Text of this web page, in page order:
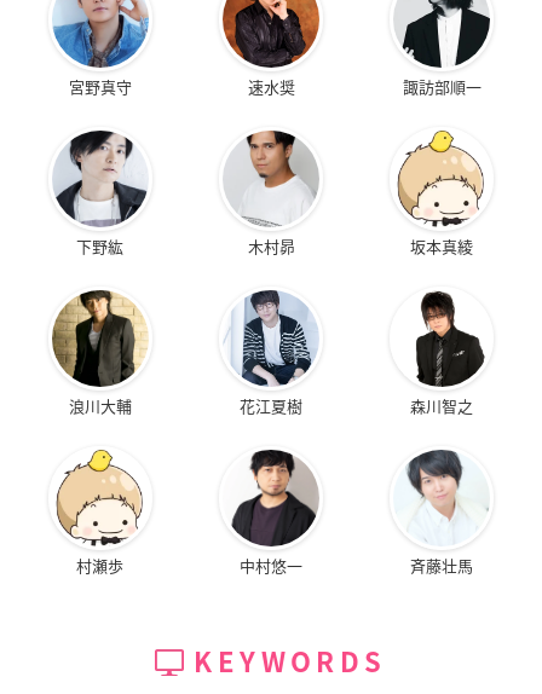
宮野真守 速水奨 諏訪部順一
下野紘 木村昴 坂本真綾
浪川大輔 花江夏樹 森川智之
村瀬歩 中村悠一 斉藤壮馬
KEYWORDS